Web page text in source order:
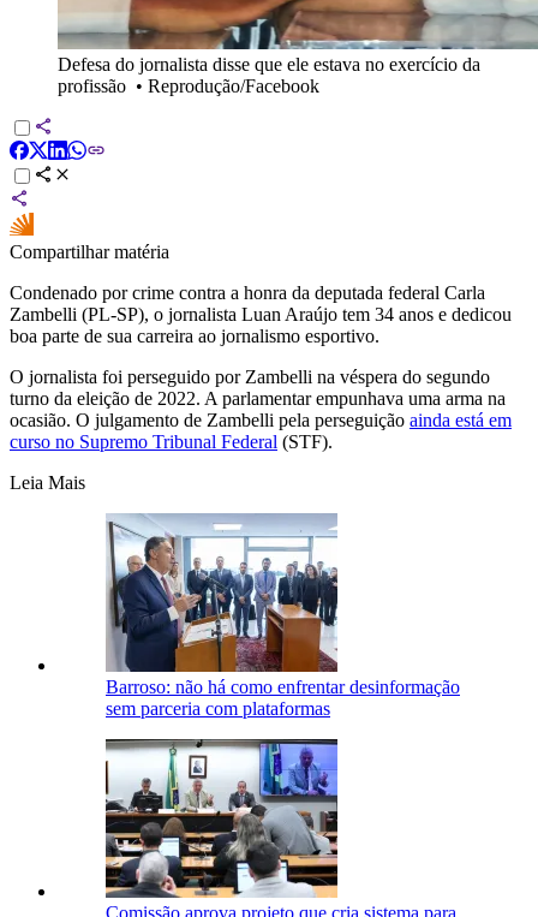
Defesa do jornalista disse que ele estava no exercício da
profissão • Reprodução/Facebook
Compartilhar matéria
Condenado por crime contra a honra da deputada federal Carla
Zambelli (PL-SP), o jornalista Luan Araújo tem 34 anos e dedicou
boa parte de sua carreira ao jornalismo esportivo.
O jornalista foi perseguido por Zambelli na véspera do segundo
turno da eleição de 2022. A parlamentar empunhava uma arma na
ocasião. O julgamento de Zambelli pela perseguição ainda está em
curso no Supremo Tribunal Federal (STF).
Leia Mais
Barroso: não há como enfrentar desinformação
sem parceria com plataformas
Comissão aprova projeto que cria sistema para